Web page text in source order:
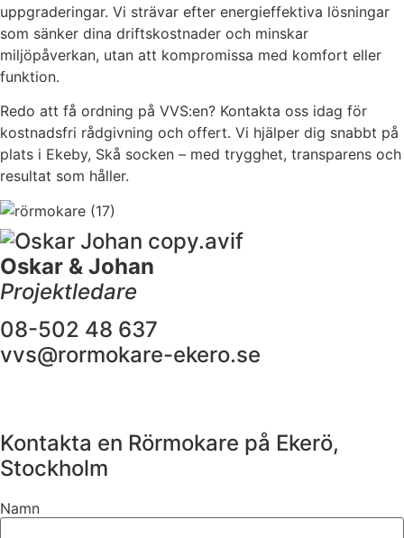
uppgraderingar. Vi strävar efter energieffektiva lösningar
som sänker dina driftskostnader och minskar
miljöpåverkan, utan att kompromissa med komfort eller
funktion.
Redo att få ordning på VVS:en? Kontakta oss idag för
kostnadsfri rådgivning och offert. Vi hjälper dig snabbt på
plats i Ekeby, Skå socken – med trygghet, transparens och
resultat som håller.
Oskar & Johan
Projektledare
08-502 48 637
vvs@rormokare-ekero.se
Kontakta en Rörmokare på Ekerö,
Stockholm
Namn